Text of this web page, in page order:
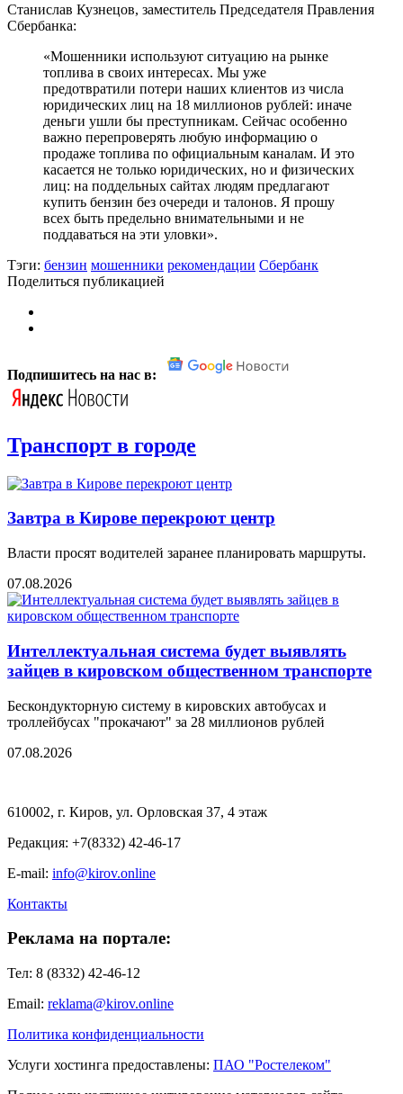
Станислав Кузнецов, заместитель Председателя Правления
Сбербанка:
«Мошенники используют ситуацию на рынке
топлива в своих интересах. Мы уже
предотвратили потери наших клиентов из числа
юридических лиц на 18 миллионов рублей: иначе
деньги ушли бы преступникам. Сейчас особенно
важно перепроверять любую информацию о
продаже топлива по официальным каналам. И это
касается не только юридических, но и физических
лиц: на поддельных сайтах людям предлагают
купить бензин без очереди и талонов. Я прошу
всех быть предельно внимательными и не
поддаваться на эти уловки».
Тэги: бензин мошенники рекомендации Сбербанк
Поделиться публикацией
Подпишитесь на нас в:
Транспорт в городе
Завтра в Кирове перекроют центр
Власти просят водителей заранее планировать маршруты.
07.08.2026
Интеллектуальная система будет выявлять
зайцев в кировском общественном транспорте
Бескондукторную систему в кировских автобусах и
троллейбусах "прокачают" за 28 миллионов рублей
07.08.2026
610002, г. Киров, ул. Орловская 37, 4 этаж
Редакция: +7(8332) 42-46-17
E-mail: info@kirov.online
Контакты
Реклама на портале:
Тел: 8 (8332) 42-46-12
Email: reklama@kirov.online
Политика конфиденциальности
Услуги хостинга предоставлены: ПАО "Ростелеком"